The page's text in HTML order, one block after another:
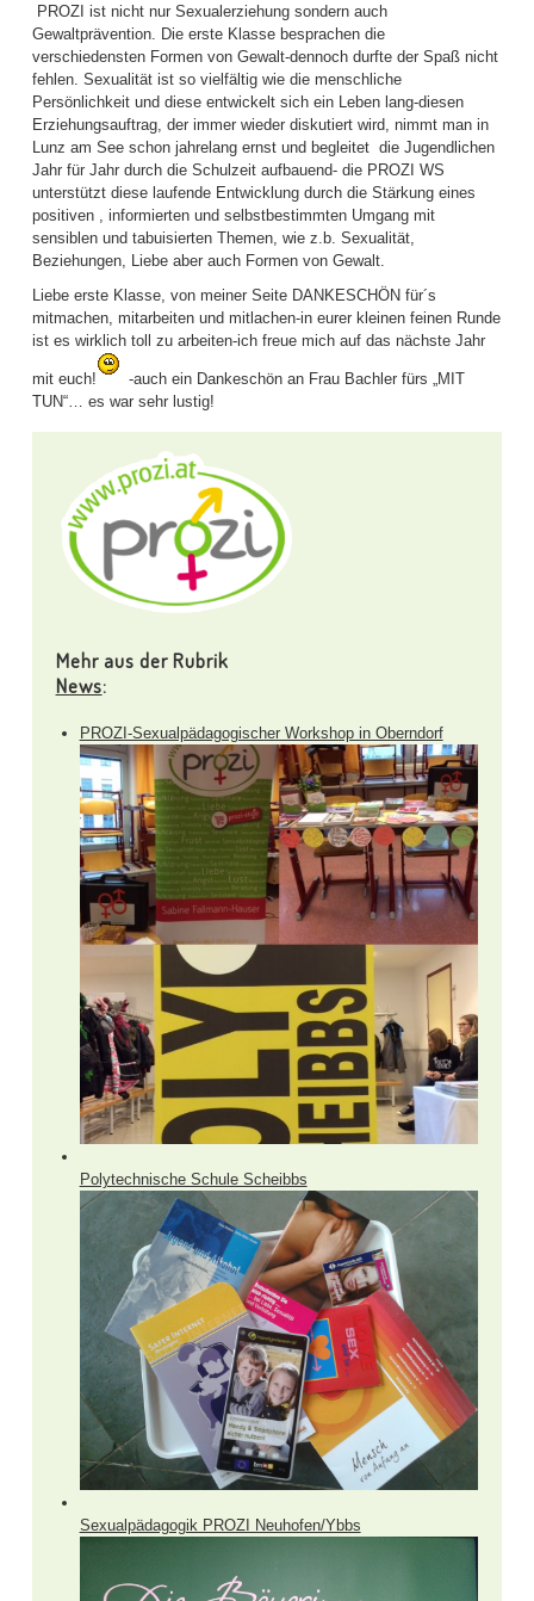
PROZI ist nicht nur Sexualerziehung sondern auch
Gewaltprävention. Die erste Klasse besprachen die
verschiedensten Formen von Gewalt-dennoch durfte der Spaß nicht
fehlen. Sexualität ist so vielfältig wie die menschliche
Persönlichkeit und diese entwickelt sich ein Leben lang-diesen
Erziehungsauftrag, der immer wieder diskutiert wird, nimmt man in
Lunz am See schon jahrelang ernst und begleitet die Jugendlichen
Jahr für Jahr durch die Schulzeit aufbauend- die PROZI WS
unterstützt diese laufende Entwicklung durch die Stärkung eines
positiven , informierten und selbstbestimmten Umgang mit
sensiblen und tabuisierten Themen, wie z.b. Sexualität,
Beziehungen, Liebe aber auch Formen von Gewalt.
Liebe erste Klasse, von meiner Seite DANKESCHÖN für´s
mitmachen, mitarbeiten und mitlachen-in eurer kleinen feinen Runde
ist es wirklich toll zu arbeiten-ich freue mich auf das nächste Jahr
mit euch!
-auch ein Dankeschön an Frau Bachler fürs „MIT
TUN“… es war sehr lustig!
Mehr aus der Rubrik
News:
PROZI-Sexualpädagogischer Workshop in Oberndorf
Polytechnische Schule Scheibbs
Sexualpädagogik PROZI Neuhofen/Ybbs